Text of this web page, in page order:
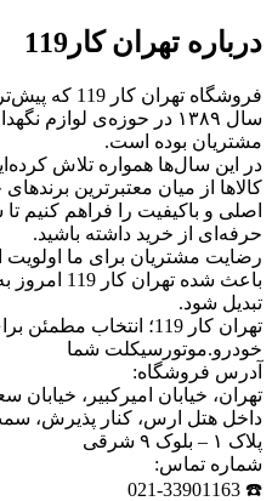
درباره تهران کار119
فروشگاه
سال ۱۳۸۹ در حوزه‌ی
مشتریان بوده است.
در این سال‌ها همواره تلاش
کالاها از میان معتبرترین
اصلی و باکیفیت را فراهم کنیم
حرفه‌ای از خرید داشته باشید.
رضایت مشتریان برای ما
باعث شده
تبدیل شود.
تهران کار 119؛ انتخاب
خودرو.موتورسیکلت شما
آدرس فروشگاه:
تهران، خیابان امیرکبیر،
داخل هتل ارس، کنار پذیرش،
پلاک ۱ – بلوک ۹ شرقی
شماره تماس:
☎️ 021-33901163